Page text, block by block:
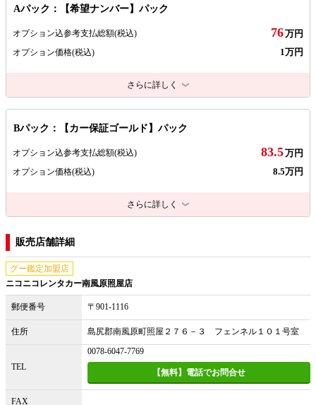
Aパック：【希望ナンバー】パック
オプション込参考支払総額(税込) 76万円
オプション価格(税込) 1万円
さらに詳しく
Bパック：【カー保証ゴールド】パック
オプション込参考支払総額(税込) 83.5万円
オプション価格(税込) 8.5万円
さらに詳しく
販売店舗詳細
グー鑑定加盟店
ニコニコレンタカー南風原照屋店
郵便番号 〒901-1116
住所 島尻郡南風原町照屋２７６－３ フェンネル１０１号室
TEL
0078-6047-7769
【無料】電話でお問合せ
FAX